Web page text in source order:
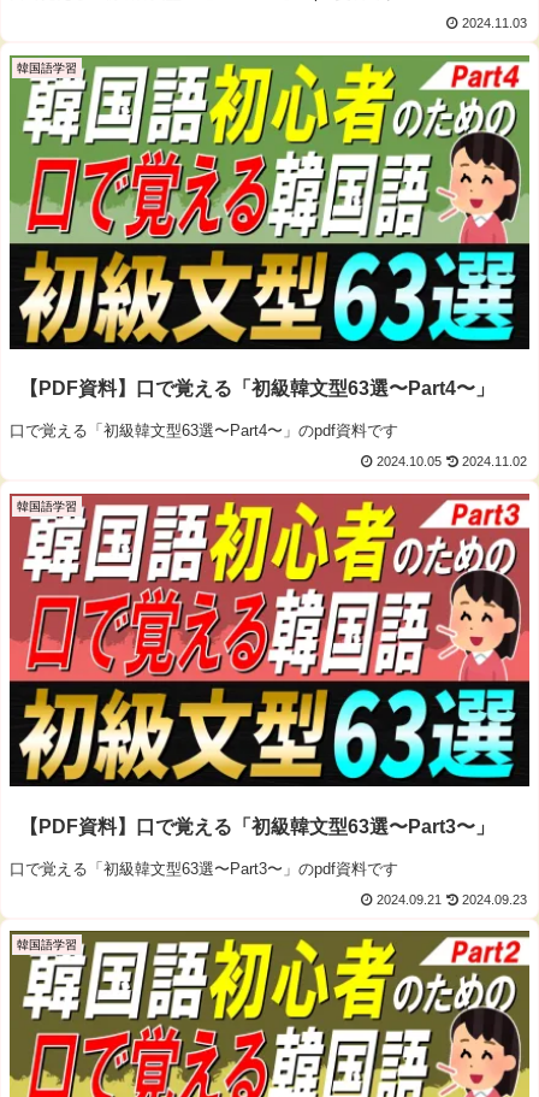
2024.11.03
韓国語学習
【PDF資料】口で覚える「初級韓文型63選〜Part4〜」
口で覚える「初級韓文型63選〜Part4〜」のpdf資料です
2024.10.05 2024.11.02
韓国語学習
【PDF資料】口で覚える「初級韓文型63選〜Part3〜」
口で覚える「初級韓文型63選〜Part3〜」のpdf資料です
2024.09.21 2024.09.23
韓国語学習